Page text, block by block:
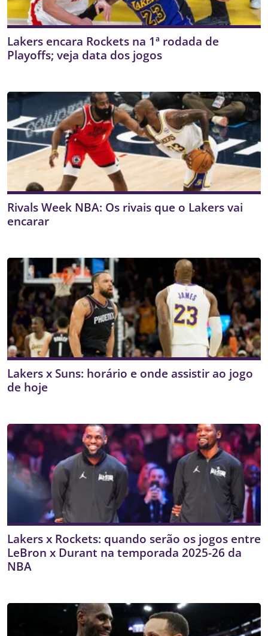
Lakers encara Rockets na 1ª rodada de
Playoffs; veja data dos jogos
Rivals Week NBA: Os rivais que o Lakers vai
encarar
Lakers x Suns: horário e onde assistir ao jogo
de hoje
Lakers x Rockets: quando serão os jogos entre
LeBron x Durant na temporada 2025-26 da
NBA